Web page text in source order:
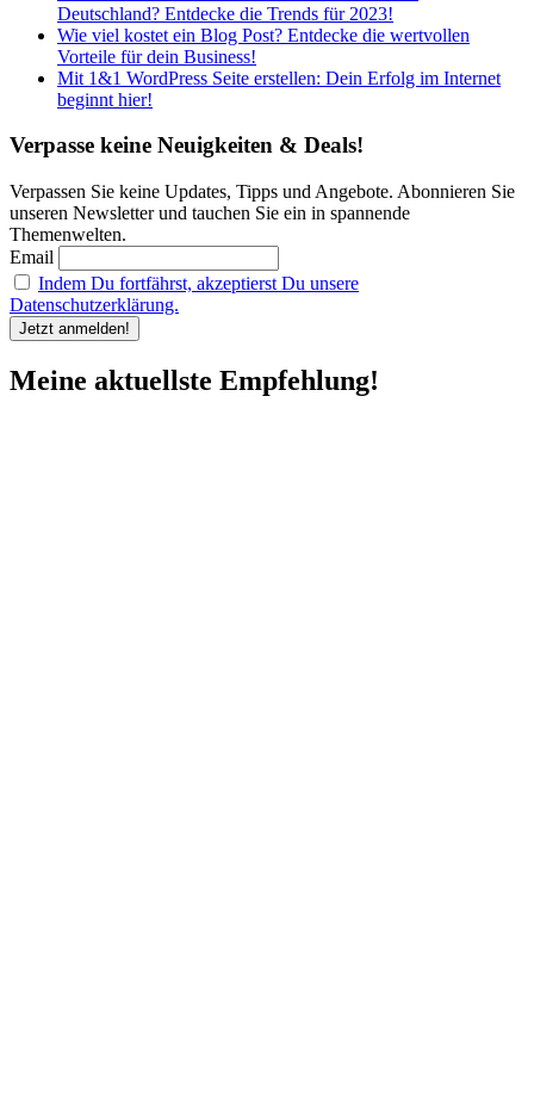
Deutschland? Entdecke die Trends für 2023!
Wie viel kostet ein Blog Post? Entdecke die wertvollen
Vorteile für dein Business!
Mit 1&1 WordPress Seite erstellen: Dein Erfolg im Internet
beginnt hier!
Verpasse keine Neuigkeiten & Deals!
Verpassen Sie keine Updates, Tipps und Angebote. Abonnieren Sie
unseren Newsletter und tauchen Sie ein in spannende
Themenwelten.
Email
Indem Du fortfährst, akzeptierst Du unsere
Datenschutzerklärung.
Meine aktuellste Empfehlung!